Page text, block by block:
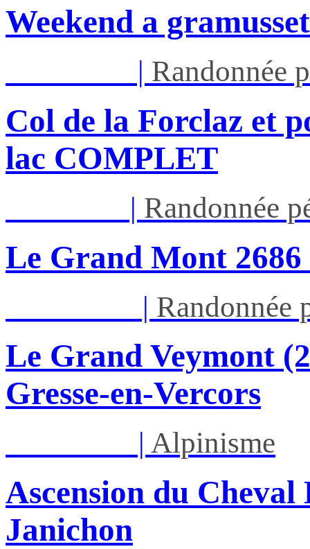
Weekend a gramusset
| Randonnée
Col de la Forclaz et
lac COMPLET
| Randonnée
Le Grand Mont
| Randonnée
Le Grand Veymont
Gresse-en-Vercors
| Alpinisme
Ascension du
Janichon